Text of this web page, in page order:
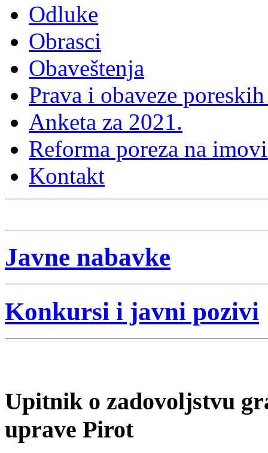
Odluke
Obrasci
Obaveštenja
Prava i obaveze
Anketa za 2021.
Reforma poreza na
Kontakt
Javne nabavke
Konkursi i javni pozivi
Upitnik o zadovoljstvu
uprave Pirot